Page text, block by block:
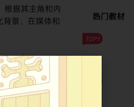
根据其主角和内
背景，在媒体和
热门教材
TOP1